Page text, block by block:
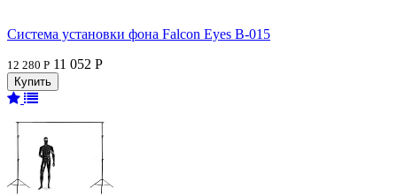
Система установки фона Falcon Eyes В-015
12 280 Р 11 052 Р